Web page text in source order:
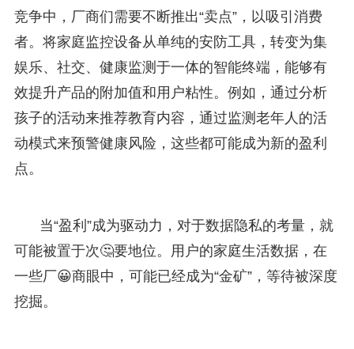
竞争中，厂商们需要不断推出“卖点”，以吸引消费
者。将家庭监控设备从单纯的安防工具，转变为集
娱乐、社交、健康监测于一体的智能终端，能够有
效提升产品的附加值和用户粘性。例如，通过分析
孩子的活动来推荐教育内容，通过监测老年人的活
动模式来预警健康风险，这些都可能成为新的盈利
点。
当“盈利”成为驱动力，对于数据隐私的考量，就
可能被置于次🤔要地位。用户的家庭生活数据，在
一些厂😀商眼中，可能已经成为“金矿”，等待被深度
挖掘。